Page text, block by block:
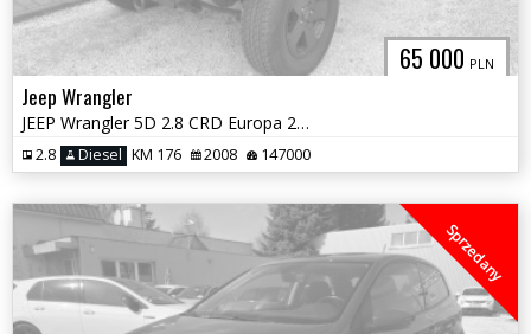
65 000 PLN
Jeep Wrangler
JEEP Wrangler 5D 2.8 CRD Europa 2-komplety kół
2.8 Diesel KM 176 2008 147000
Sprzedany